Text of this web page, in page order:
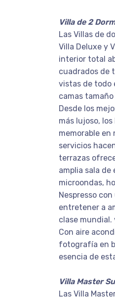
Villa de 2
Las Villas de
Villa Deluxe y
interior total
cuadrados de
vistas de todo
camas
Desde los
más lujoso,
memorable en
servicios
terrazas
amplia sala de
microondas,
Nespresso
entretener a
clase mundial.
Con aire
fotografía en
esencia de
Villa Master
Las Villa